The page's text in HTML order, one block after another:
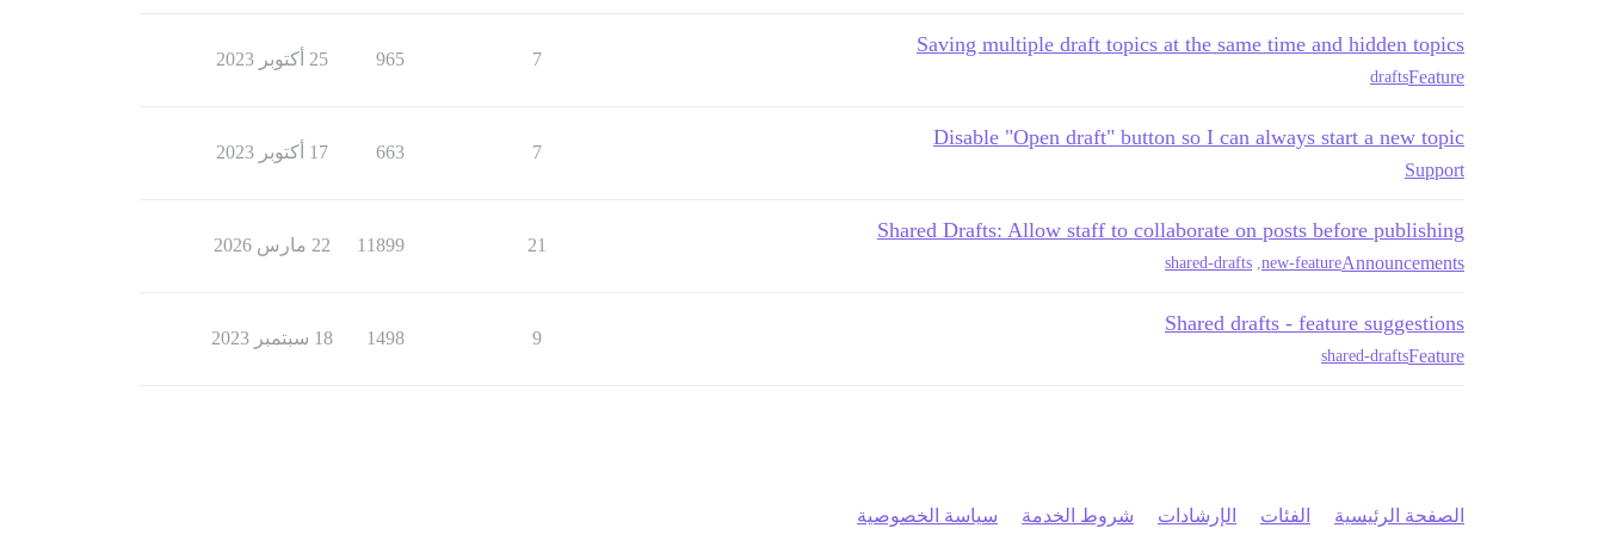
Saving multiple draft topics at the same time and hidden topics
Feature
drafts
7
965 25 أكتوبر 2023
Disable "Open draft" button so I can always start a new topic
Support
7
663 17 أكتوبر 2023
Shared Drafts: Allow staff to collaborate on posts before publishing
Announcements
new-feature
,
shared-drafts
21
11899 22 مارس 2026
Shared drafts - feature suggestions
Feature
shared-drafts
9
1498 18 سبتمبر 2023
الصفحة الرئيسية الفئات الإرشادات شروط الخدمة سياسة الخصوصية